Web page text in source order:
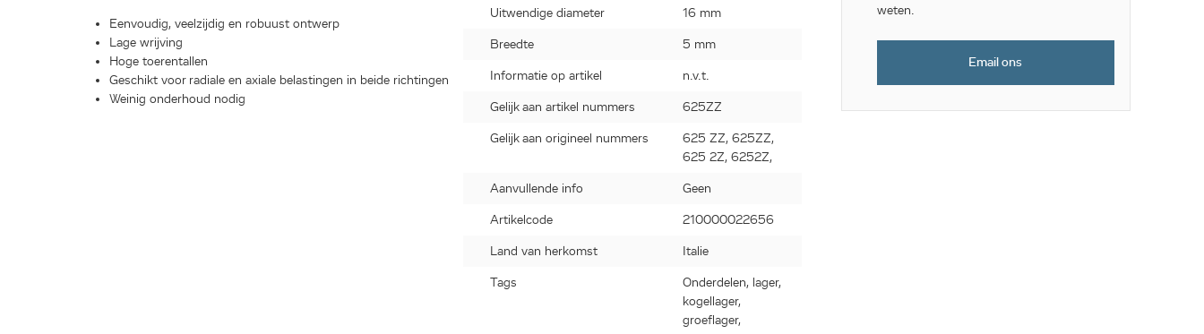
Eenvoudig, veelzijdig en robuust ontwerp
Lage wrijving
Hoge toerentallen
Geschikt voor radiale en axiale belastingen in beide richtingen
Weinig onderhoud nodig
Uitwendige diameter 16 mm
Breedte 5 mm
Informatie op artikel n.v.t.
Gelijk aan artikel nummers 625ZZ
Gelijk aan origineel nummers
625 ZZ, 625ZZ,
625 2Z, 6252Z,
Aanvullende info Geen
Artikelcode 210000022656
Land van herkomst Italie
Tags
Onderdelen, lager,
kogellager,
groeflager,
weten.
Email ons